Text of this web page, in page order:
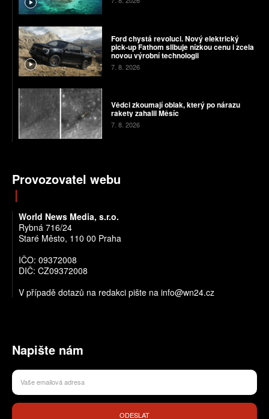
Ford chystá revoluci. Nový elektrický
pick-up Fathom slibuje nízkou cenu i zcela
novou výrobní technologii
7. 8. 2026
Vědci zkoumají oblak, který po nárazu
rakety zahalil Měsíc
7. 8. 2026
Provozovatel webu
World News Media, s.r.o.
Rybná 716/24
Staré Město, 110 00 Praha
IČO: 09372008
DIČ: CZ09372008
V případě dotazů na redakci pište na info@wn24.cz
Napište nám
ODESLAT